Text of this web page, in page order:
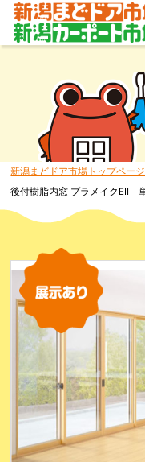
新潟まどドア市場トップページ
後付樹脂内窓 プラメイクEⅡ